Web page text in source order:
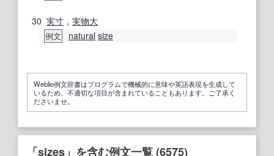
30 実寸 ， 実物大
例文 natural size
Weblio例文辞書はプログラムで機械的に意味や英語表現を生成して
いるため、不適切な項目が含まれていることもあります。ご了承く
ださいませ。
「sizes」を含む例文一覧 (6575)